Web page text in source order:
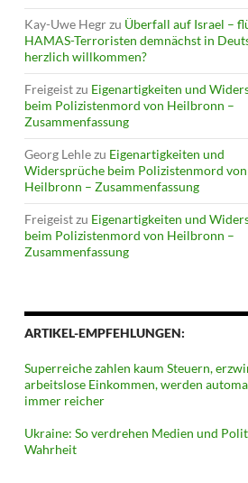
Kay-Uwe Hegrzu Überfall auf Israel –
HAMAS-Terroristen demnächst in
herzlich willkommen?
Freigeistzu Eigenartigkeiten und
beim Polizistenmord von Heilbronn –
Zusammenfassung
Georg Lehlezu Eigenartigkeiten und
Widersprüche beim Polizistenmord von
Heilbronn – Zusammenfassung
Freigeistzu Eigenartigkeiten und
beim Polizistenmord von Heilbronn –
Zusammenfassung
ARTIKEL-EMPFEHLUNGEN:
Superreiche zahlen kaum Steuern,
arbeitslose Einkommen, werden
immer reicher
Ukraine: So verdrehen Medien und
Wahrheit